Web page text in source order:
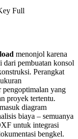
Full
menonjol karena
dari pembuatan konsol
Perangkat
pengoptimalan yang
proyek tertentu.
diagram
biaya – semuanya
untuk integrasi
bengkel.